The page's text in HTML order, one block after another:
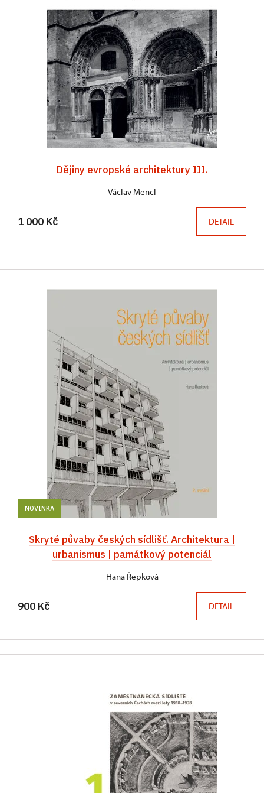
Dějiny evropské architektury III.
Václav Mencl
1 000 Kč DETAIL
NOVINKA
Skryté půvaby českých sídlišť. Architektura |
urbanismus | památkový potenciál
Hana Řepková
900 Kč DETAIL